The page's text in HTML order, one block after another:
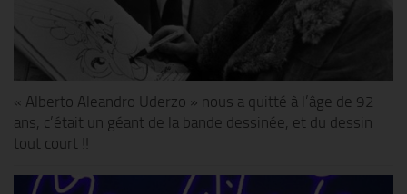
« Alberto Aleandro Uderzo » nous a quitté à l’âge de 92
ans, c’était un géant de la bande dessinée, et du dessin
tout court !!